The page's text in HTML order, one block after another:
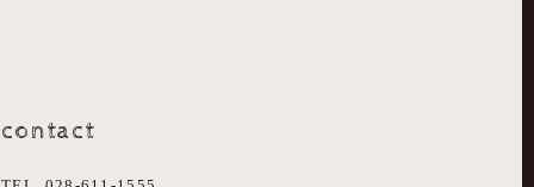
contact